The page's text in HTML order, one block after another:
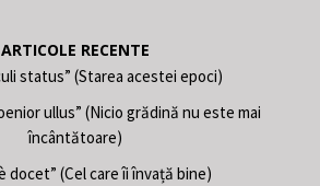
ARTICOLE RECENTE
status” (Starea acestei epoci)
ullus” (Nicio grădină nu este mai
încântătoare)
docet” (Cel care îi învață bine)